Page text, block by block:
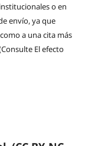
o en
envío, ya que
a una cita más
El efecto